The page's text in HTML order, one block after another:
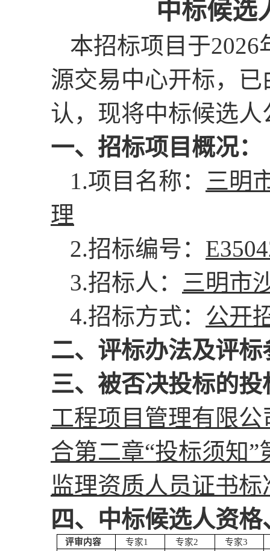
中标候选
本招标项目于2026
源交易中心开标，
认，现将中标候选
一、招标项目概况：
1.项目名称： 三明
理
2.招标编号：
3.招标人： 三明市
4.招标方式： 公开
二、评标办法及评标
三、被否决投标的
工程项目管理有限
合第二章“投标须知
监理资质人员证书标
四、中标候选人资
评审内容 专家1 专家2 专家3